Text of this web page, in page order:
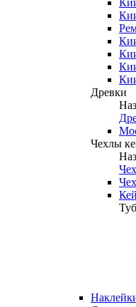
Древки
Чехлы